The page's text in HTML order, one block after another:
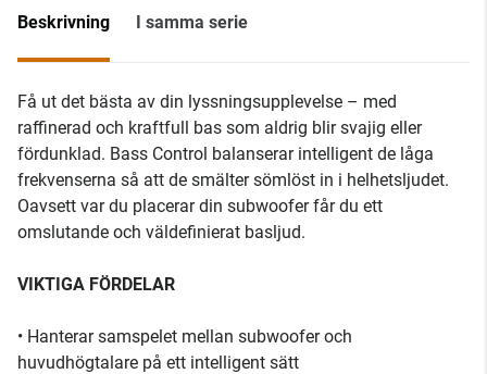
Beskrivning I samma serie
Få ut det bästa av din lyssningsupplevelse – med
raffinerad och kraftfull bas som aldrig blir svajig eller
fördunklad. Bass Control balanserar intelligent de låga
frekvenserna så att de smälter sömlöst in i helhetsljudet.
Oavsett var du placerar din subwoofer får du ett
omslutande och väldefinierat basljud.
VIKTIGA FÖRDELAR
• Hanterar samspelet mellan subwoofer och
huvudhögtalare på ett intelligent sätt